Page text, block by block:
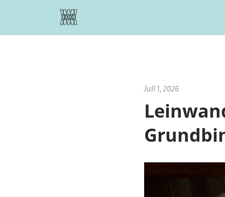
Zustimmung verwalten
Juli 1, 2026